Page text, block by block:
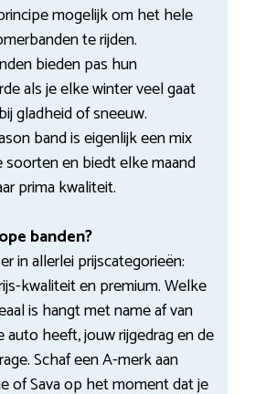
mogelijk om het hele
te rijden.
bieden pas hun
als je elke winter veel gaat
gladheid of sneeuw.
band is eigenlijk een mix
soorten en biedt elke maand
prima kwaliteit.
banden?
in allerlei prijscategorieën:
kwaliteit en premium. Welke
is hangt met name af van
heeft, jouw rijgedrag en de
Schaf een A-merk aan
of Sava op het moment dat je